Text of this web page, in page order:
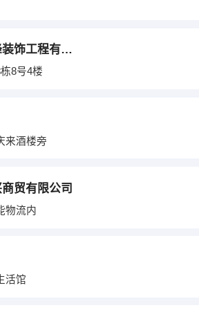
弥勒市盛峰装饰工程有限公司
8号4楼
来酒楼旁
贸有限公司
物流内
活馆